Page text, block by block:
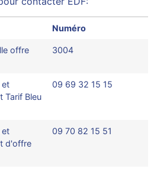
Numéro
offre
3004
et
Tarif Bleu
09 69 32 15 15
et
d'offre
09 70 82 15 51